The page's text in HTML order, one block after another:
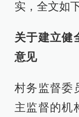
实，全文如
关于建立健
意见
村务监督委
主监督的机